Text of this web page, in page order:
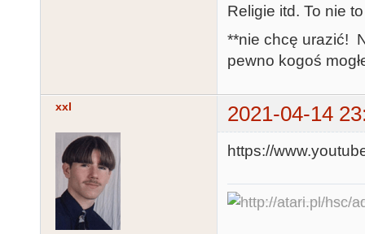
Religie itd. To nie
**nie chcę urazić!
pewno kogoś
xxl 2021-04-14
https://